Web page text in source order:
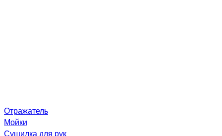
Отражатель
Мойки
Сушилка для рук